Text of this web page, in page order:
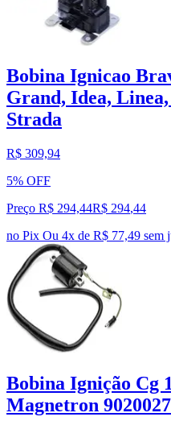
Bobina Ignicao
Grand, Idea,
Strada
R$ 309,94
5% OFF
Preço R$ 294,44R$ 294,44
no Pix Ou 4x de R$ 77,49 sem
Bobina Ignição Cg
Magnetron